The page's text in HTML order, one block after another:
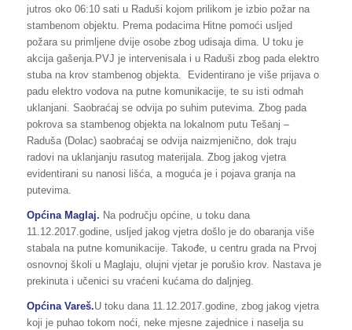
jutros oko 06:10 sati u Raduši kojom prilikom je izbio požar na
stambenom objektu. Prema podacima Hitne pomoći usljed
požara su primljene dvije osobe zbog udisaja dima. U toku je
akcija gašenja.PVJ je intervenisala i u Raduši zbog pada elektro
stuba na krov stambenog objekta. Evidentirano je više prijava o
padu elektro vodova na putne komunikacije, te su isti odmah
uklanjani. Saobraćaj se odvija po suhim putevima. Zbog pada
pokrova sa stambenog objekta na lokalnom putu Tešanj –
Raduša (Dolac) saobraćaj se odvija naizmjenično, dok traju
radovi na uklanjanju rasutog materijala. Zbog jakog vjetra
evidentirani su nanosi lišća, a moguća je i pojava granja na
putevima.
Općina Maglaj. Na području općine, u toku dana
11.12.2017.godine, usljed jakog vjetra došlo je do obaranja više
stabala na putne komunikacije. Takođe, u centru grada na Prvoj
osnovnoj školi u Maglaju, olujni vjetar je porušio krov. Nastava je
prekinuta i učenici su vraćeni kućama do daljnjeg.
Općina Vareš.U toku dana 11.12.2017.godine, zbog jakog vjetra
koji je puhao tokom noći, neke mjesne zajednice i naselja su